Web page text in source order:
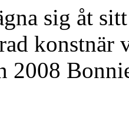
sig åt
2008